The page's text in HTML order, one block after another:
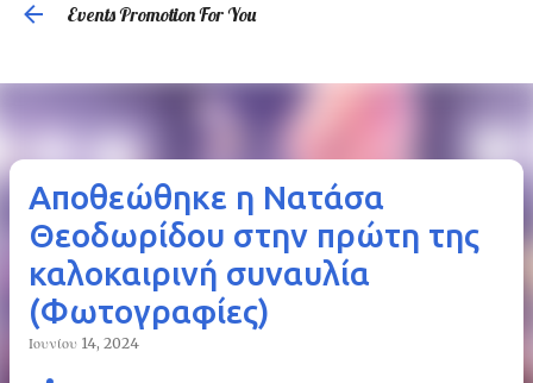
Events Promotion For You
Αποθεώθηκε η Νατάσα
Θεοδωρίδου στην πρώτη της
καλοκαιρινή συναυλία
(Φωτογραφίες)
Ιουνίου 14, 2024